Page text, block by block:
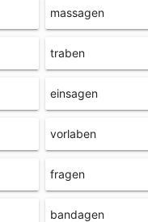
massagen
traben
einsagen
vorlaben
fragen
bandagen